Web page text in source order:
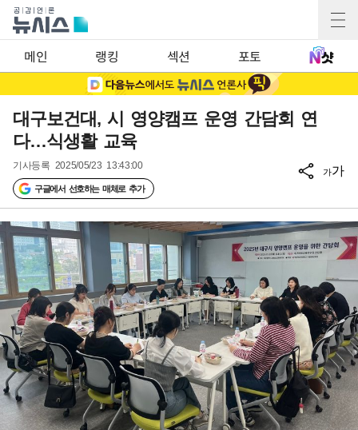
메인 랭킹 섹션 포토
대구보건대, 시 영양캠프 운영 간담회 연
다…식생활 교육
기사등록 2025/05/23 13:43:00
구글에서 선호하는 매체로 추가
가가